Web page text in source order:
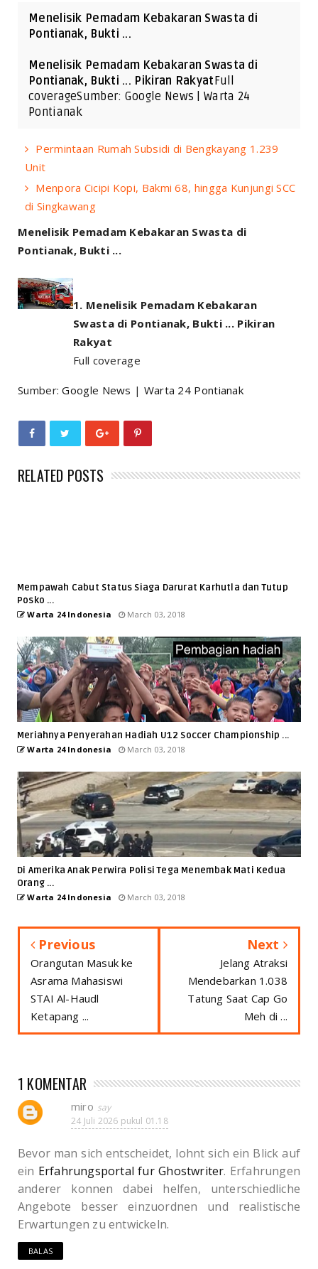
Menelisik Pemadam Kebakaran Swasta di
Pontianak, Bukti ...
Menelisik Pemadam Kebakaran Swasta di
Pontianak, Bukti ... Pikiran RakyatFull
coverageSumber: Google News | Warta 24
Pontianak
Permintaan Rumah Subsidi di Bengkayang 1.239
Unit
Menpora Cicipi Kopi, Bakmi 68, hingga Kunjungi SCC
di Singkawang
Menelisik Pemadam Kebakaran Swasta di
Pontianak, Bukti ...
Menelisik Pemadam Kebakaran
Swasta di Pontianak, Bukti ... Pikiran
Rakyat
Full coverage
Sumber:Google News | Warta 24 Pontianak
RELATED POSTS
Mempawah Cabut Status Siaga Darurat Karhutla dan Tutup
Posko ...
Warta 24 Indonesia March 03, 2018
Meriahnya Penyerahan Hadiah U12 Soccer Championship ...
Warta 24 Indonesia March 03, 2018
Di Amerika Anak Perwira Polisi Tega Menembak Mati Kedua
Orang ...
Warta 24 Indonesia March 03, 2018
Previous
Orangutan Masuk ke
Asrama Mahasiswi
STAI Al-Haudl
Ketapang ...
Next
Jelang Atraksi
Mendebarkan 1.038
Tatung Saat Cap Go
Meh di ...
1 KOMENTAR
miro
24 Juli 2026 pukul 01.18
Bevor man sich entscheidet, lohnt sich ein Blick auf
ein Erfahrungsportal fur Ghostwriter. Erfahrungen
anderer konnen dabei helfen, unterschiedliche
Angebote besser einzuordnen und realistische
Erwartungen zu entwickeln.
BALAS